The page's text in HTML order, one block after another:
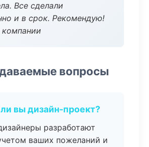
Все сделали
и в срок. Рекомендую!
вопросы
вы дизайн-проект?
разработают
ваших пожеланий и